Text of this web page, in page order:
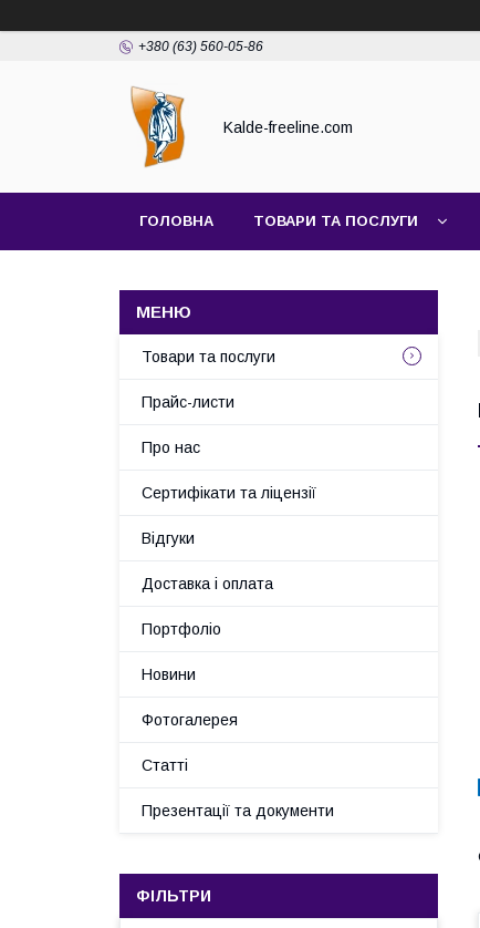
+380 (63) 560-05-86
Kalde-freeline.com
ГОЛОВНА ТОВАРИ ТА ПОСЛУГИ
Товари та послуги
Прайс-листи
Про нас
Сертифікати та ліцензії
Відгуки
Доставка і оплата
Портфоліо
Новини
Фотогалерея
Статті
Презентації та документи
ФІЛЬТРИ